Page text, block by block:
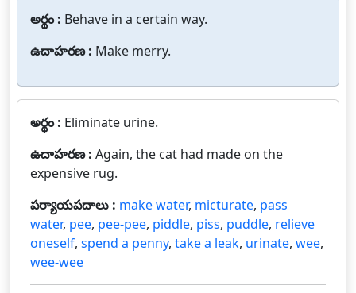
అర్థం : Behave in a certain way.
ఉదాహరణ : Make merry.
అర్థం : Eliminate urine.
ఉదాహరణ : Again, the cat had made on the
expensive rug.
పర్యాయపదాలు : make water, micturate, pass
water, pee, pee-pee, piddle, piss, puddle, relieve
oneself, spend a penny, take a leak, urinate, wee,
wee-wee